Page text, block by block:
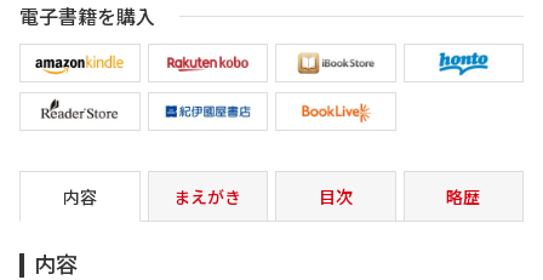
電子書籍を購入
内容 まえがき 目次 略歴
内容